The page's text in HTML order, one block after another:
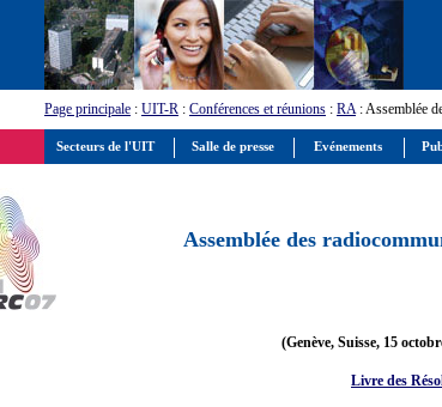
Page principale : UIT-R : Conférences et réunions : RA: Assemblée
Assemblée des
(Genève, Suisse, 15
Livre des
Secteurs de l'UIT Salle de presse Evénements